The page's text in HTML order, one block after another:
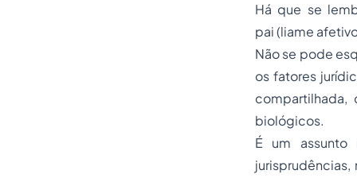
Há que se
pai (liame
Não se pode
os fatores
compartilhada,
biológicos.
É um assunto